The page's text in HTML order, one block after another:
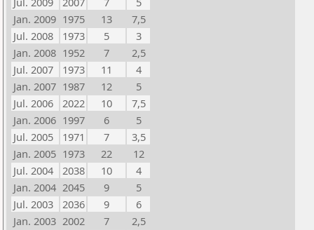
Jan. 2009 1975 13
7,5
Jul. 2008
1973 5
3
Jan. 2008 1952 7
2,5
Jul. 2007
1973 11
4
Jan. 2007 1987 12
5
Jul. 2006
2022 10
7,5
Jan. 2006 1997 6
5
Jul. 2005
1971 7
3,5
Jan. 2005 1973 22
12
Jul. 2004
2038 10
4
Jan. 2004 2045 9
5
Jul. 2003
2036 9
6
Jan. 2003 2002 7
2,5